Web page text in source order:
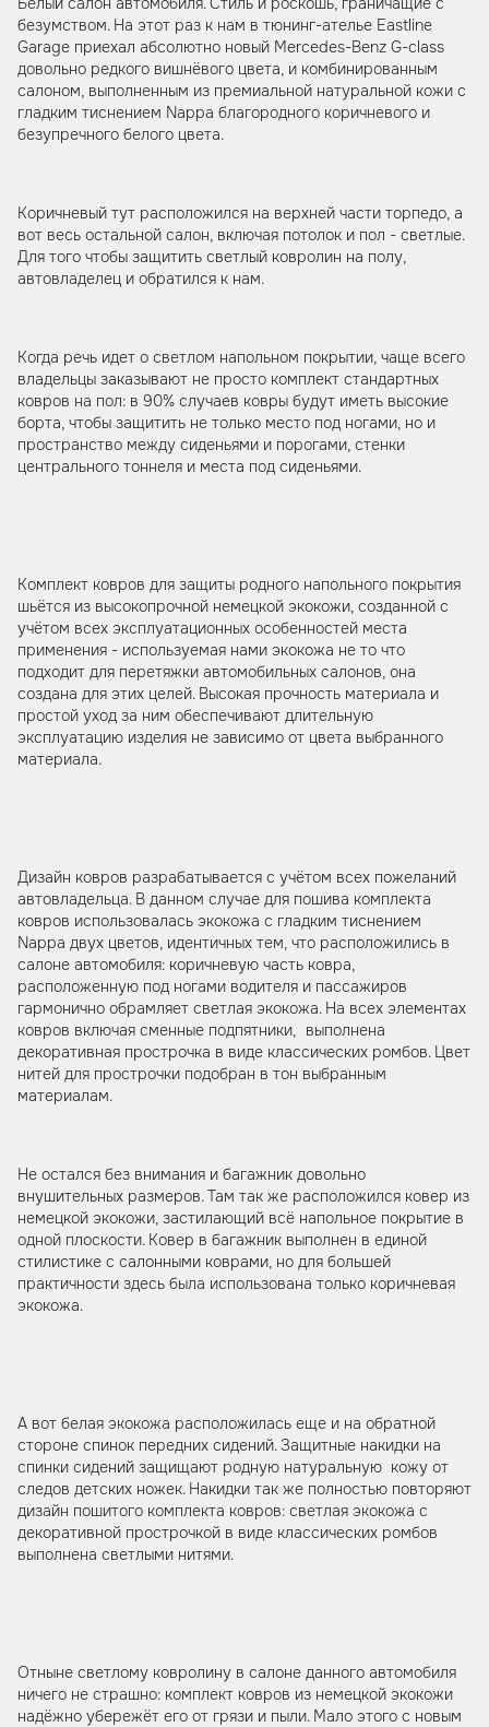
безумством. На этот раз к нам в тюнинг-ателье Eastline
Garage приехал абсолютно новый Mercedes-Benz G-class
довольно редкого вишнёвого цвета, и комбинированным
салоном, выполненным из премиальной натуральной кожи с
гладким тиснением Nappa благородного коричневого и
безупречного белого цвета.
Коричневый тут расположился на верхней части торпедо, а
вот весь остальной салон, включая потолок и пол - светлые.
Для того чтобы защитить светлый ковролин на полу,
автовладелец и обратился к нам.
Когда речь идет о светлом напольном покрытии, чаще всего
владельцы заказывают не просто комплект стандартных
ковров на пол: в 90% случаев ковры будут иметь высокие
борта, чтобы защитить не только место под ногами, но и
пространство между сиденьями и порогами, стенки
центрального тоннеля и места под сиденьями.
Комплект ковров для защиты родного напольного покрытия
шьётся из высокопрочной немецкой экокожи, созданной с
учётом всех эксплуатационных особенностей места
применения - используемая нами экокожа не то что
подходит для перетяжки автомобильных салонов, она
создана для этих целей. Высокая прочность материала и
простой уход за ним обеспечивают длительную
эксплуатацию изделия не зависимо от цвета выбранного
материала.
Дизайн ковров разрабатывается с учётом всех пожеланий
автовладельца. В данном случае для пошива комплекта
ковров использовалась экокожа с гладким тиснением
Nappa двух цветов, идентичных тем, что расположились в
салоне автомобиля: коричневую часть ковра,
расположенную под ногами водителя и пассажиров
гармонично обрамляет светлая экокожа. На всех элементах
ковров включая сменные подпятники, выполнена
декоративная прострочка в виде классических ромбов. Цвет
нитей для прострочки подобран в тон выбранным
материалам.
Не остался без внимания и багажник довольно
внушительных размеров. Там так же расположился ковер из
немецкой экокожи, застилающий всё напольное покрытие в
одной плоскости. Ковер в багажник выполнен в единой
стилистике с салонными коврами, но для большей
практичности здесь была использована только коричневая
экокожа.
А вот белая экокожа расположилась еще и на обратной
стороне спинок передних сидений. Защитные накидки на
спинки сидений защищают родную натуральную кожу от
следов детских ножек. Накидки так же полностью повторяют
дизайн пошитого комплекта ковров: светлая экокожа с
декоративной прострочкой в виде классических ромбов
выполнена светлыми нитями.
Отныне светлому ковролину в салоне данного автомобиля
ничего не страшно: комплект ковров из немецкой экокожи
надёжно убережёт его от грязи и пыли. Мало этого с новым